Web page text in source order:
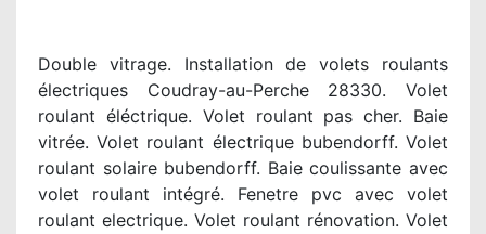
Double vitrage. Installation de volets roulants
électriques Coudray-au-Perche 28330. Volet
roulant éléctrique. Volet roulant pas cher. Baie
vitrée. Volet roulant électrique bubendorff. Volet
roulant solaire bubendorff. Baie coulissante avec
volet roulant intégré. Fenetre pvc avec volet
roulant electrique. Volet roulant rénovation. Volet